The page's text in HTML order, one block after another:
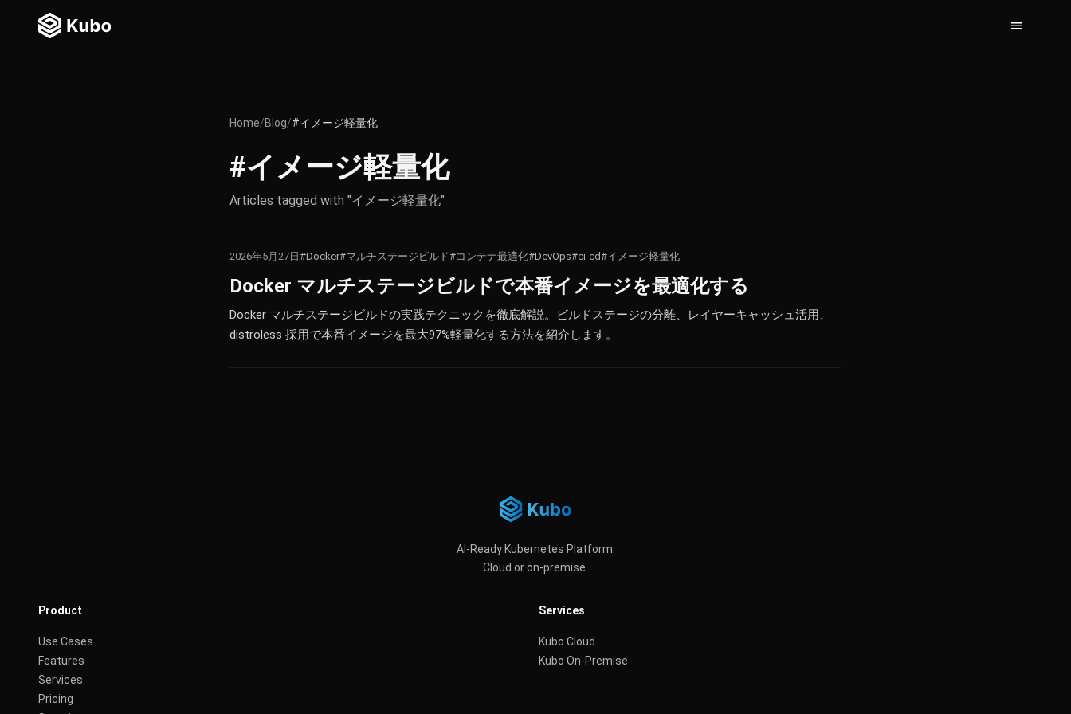
Home/Blog/#イメージ軽量化
#イメージ軽量化
Articles tagged with "イメージ軽量化"
2026年5月27日 #Docker#マルチステージビルド#コンテナ最適化#DevOps#ci-cd#イメージ軽量化
Docker マルチステージビルドで本番イメージを最適化する
Docker マルチステージビルドの実践テクニックを徹底解説。ビルドステージの分離、レイヤーキャッシュ活用、
distroless 採用で本番イメージを最大97%軽量化する方法を紹介します。
AI-Ready Kubernetes Platform.
Cloud or on-premise.
Product
Use Cases
Features
Services
Pricing
Services
Kubo Cloud
Kubo On-Premise